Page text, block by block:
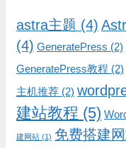
astra主题 (4)
(4) GeneratePress (2)
GeneratePress教程 (2)
主机推荐 (2)
建站教程 (5)
建网站 (1) 免费搭建